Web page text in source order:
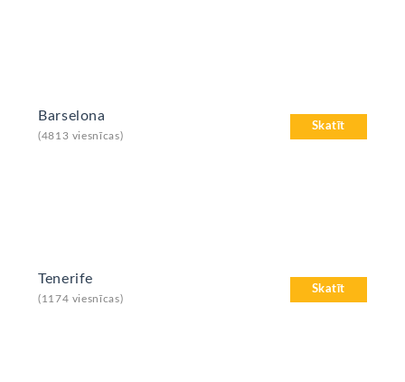
Skatīt
Barselona
(4813 viesnīcas)
Skatīt
Tenerife
(1174 viesnīcas)